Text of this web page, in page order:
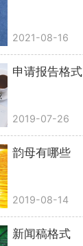
2021-08-16
申请报告格式
2019-07-26
韵母有哪些
2019-08-14
新闻稿格式